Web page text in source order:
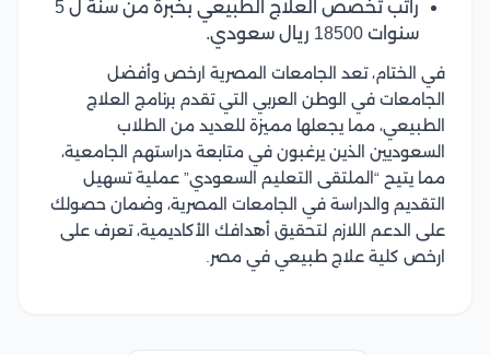
راتب تخصص العلاج الطبيعي بخبرة من سنة ل 5
سنوات 18500 ريال سعودي.
في الختام، تعد الجامعات المصرية ارخص وأفضل
الجامعات في الوطن العربي التي تقدم برنامج العلاج
الطبيعي، مما يجعلها مميزة للعديد من الطلاب
السعوديين الذين يرغبون في متابعة دراستهم الجامعية،
مما يتيح “الملتقى التعليم السعودي” عملية تسهيل
التقديم والدراسة في الجامعات المصرية، وضمان حصولك
على الدعم اللازم لتحقيق أهدافك الأكاديمية، تعرف على
ارخص كلية علاج طبيعي في مصر.